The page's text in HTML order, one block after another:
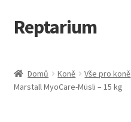
Přeskočit
na
Přejít
k
webu
Reptarium
Košík
Domů Koně Vše pro koně
Marstall MyoCare-Müsli – 15 kg